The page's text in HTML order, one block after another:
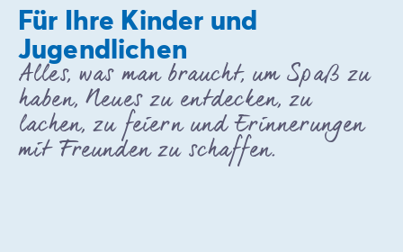
Für Ihre Kinder und
Jugendlichen
Alles, was man braucht, um Spaß zu
haben, Neues zu entdecken, zu
lachen, zu feiern und Erinnerungen
mit Freunden zu schaffen.